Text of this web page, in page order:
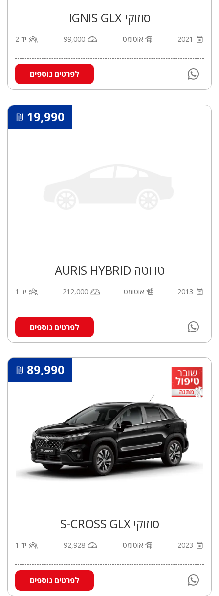
סוזוקי IGNIS GLX
2021 אוטומט 99,000 יד 2
לפרטים נוספים
19,990
₪
טויוטה AURIS HYBRID
2013 אוטומט 212,000 יד 1
לפרטים נוספים
89,990
₪
סוזוקי S-CROSS GLX
2023 אוטומט 92,928 יד 1
לפרטים נוספים